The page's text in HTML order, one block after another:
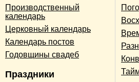
Производственный
календарь
Церковный календарь
Календарь постов
Годовщины свадеб
Праздники